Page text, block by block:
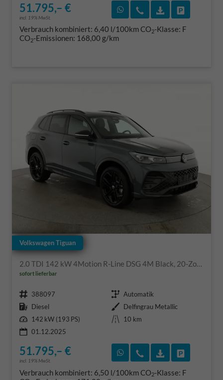
51.795,– €
incl. 19% MwSt.
Rückruf vereinbaren
Wir rufen Sie an
Verbrauch kombiniert: 6,40 l/100kmCO2-Klasse: F
CO2-Emissionen: 168,00 g/km
Volkswagen Tiguan
2.0 TDI 142 kW 4Motion R-Line DSG 4M Black, 20-Zoll, Pano, Leder, IQ.Light, AHK, Navi, Side, AreaView, Winter
sofort lieferbar
Fahrzeugnr. 388097 Getriebe Automatik
Kraftstoff Diesel Außenfarbe Delfingrau Metallic
Leistung 142 kW (193 PS) Kilometerstand
10 km
01.12.2025
51.795,– €
incl. 19% MwSt.
Rückruf vereinbaren
Wir rufen Sie an
Verbrauch kombiniert: 6,50 l/100kmCO2-Klasse: F